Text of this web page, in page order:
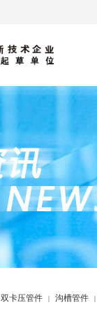
双卡压管件 | 沟槽管件 |